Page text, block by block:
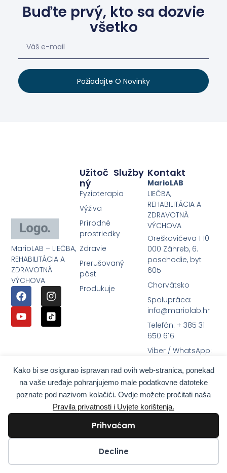
Kako bi se osigurao ispravan rad ovih web-stranica, ponekad
na vaše uređaje pohranjujemo male podatkovne datoteke
poznate pod nazivom kolačići. Ovdje možete pročitati naša
Pravila privatnosti i Uvjete korištenja.
Prihvaćam
Decline
Buďte prvý, kto sa dozvie
všetko
Požiadajte O Novinky
MarioLAB – LIEČBA,
REHABILITÁCIA A
ZDRAVOTNÁ
VÝCHOVA
Služby
Užitoč
Ný
Fyzioterapia
Výživa
Prírodné
prostriedky
Zdravie
Prerušovaný
pôst
Produkuje
Kontakt
MarioLAB
LIEČBA,
REHABILITÁCIA A
ZDRAVOTNÁ
VÝCHOVA
Oreškovićeva 1 10
000 Záhreb, 6.
poschodie, byt
605
Chorvátsko
Spolupráca:
info@mariolab.hr
Telefón: + 385 31
650 616
Viber / WhatsApp: